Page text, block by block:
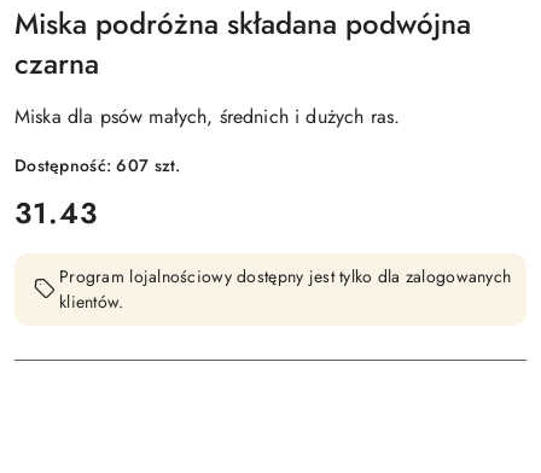
Miska podróżna składana podwójna
czarna
Miska dla psów małych, średnich i dużych ras.
Dostępność:607 szt.
cena:
31.43
Program lojalnościowy dostępny jest tylko dla zalogowanych
klientów.